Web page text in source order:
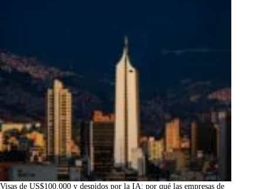
Visas de US$100.000 y despidos por la IA: por qué las empresas de